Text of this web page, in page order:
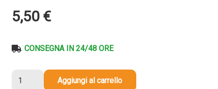
5,50 €
CONSEGNA IN 24/48 ORE
Aggiungi al carrello